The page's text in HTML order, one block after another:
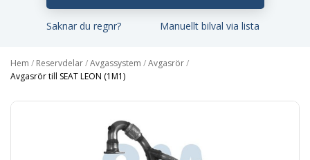
Saknar du regnr? Manuellt bilval via lista
Hem / Reservdelar/Avgassystem /Avgasrör/
Avgasrör till SEAT LEON (1M1)